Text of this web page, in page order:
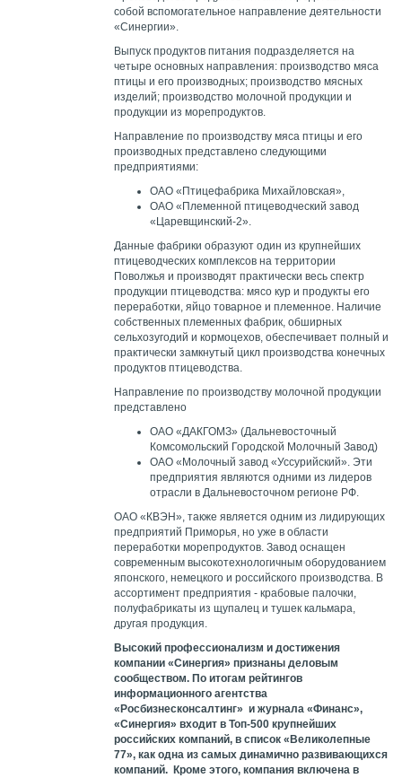
собой вспомогательное направление деятельности
«Синергии».
Выпуск продуктов питания подразделяется на
четыре основных направления: производство мяса
птицы и его производных; производство мясных
изделий; производство молочной продукции и
продукции из морепродуктов.
Направление по производству мяса птицы и его
производных представлено следующими
предприятиями:
ОАО «Птицефабрика Михайловская»,
ОАО «Племенной птицеводческий завод
«Царевщинский-2».
Данные фабрики образуют один из крупнейших
птицеводческих комплексов на территории
Поволжья и производят практически весь спектр
продукции птицеводства: мясо кур и продукты его
переработки, яйцо товарное и племенное. Наличие
собственных племенных фабрик, обширных
сельхозугодий и кормоцехов, обеспечивает полный и
практически замкнутый цикл производства конечных
продуктов птицеводства.
Направление по производству молочной продукции
представлено
ОАО «ДАКГОМЗ» (Дальневосточный
Комсомольский Городской Молочный Завод)
ОАО «Молочный завод «Уссурийский». Эти
предприятия являются одними из лидеров
отрасли в Дальневосточном регионе РФ.
ОАО «КВЭН», также является одним из лидирующих
предприятий Приморья, но уже в области
переработки морепродуктов. Завод оснащен
современным высокотехнологичным оборудованием
японского, немецкого и российского производства. В
ассортимент предприятия - крабовые палочки,
полуфабрикаты из щупалец и тушек кальмара,
другая продукция.
Высокий профессионализм и достижения
компании «Синергия» признаны деловым
сообществом. По итогам рейтингов
информационного агентства
«Росбизнесконсалтинг» и журнала «Финанс»,
«Синергия» входит в Топ-500 крупнейших
российских компаний, в список «Великолепные
77», как одна из самых динамично развивающихся
компаний. Кроме этого, компания включена в